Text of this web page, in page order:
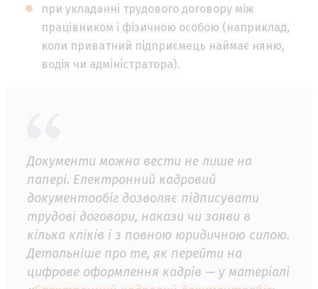
при укладанні трудового договору між
працівником і фізичною особою (наприклад,
коли приватний підприємець наймає няню,
водія чи адміністратора).
Документи можна вести не лише на
папері. Електронний кадровий
документообіг дозволяє підписувати
трудові договори, накази чи заяви в
кілька кліків і з повною юридичною силою.
Детальніше про те, як перейти на
цифрове оформлення кадрів — у матеріалі